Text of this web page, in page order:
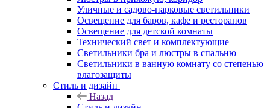
Уличные и садово-парковые светильники
Освещение для баров, кафе и ресторанов
Освещение для детской комнаты
Технический свет и комплектующие
Светильники бра и люстры в спальню
Светильники в ванную комнату со степенью
влагозащиты
Стиль и дизайн
Назад